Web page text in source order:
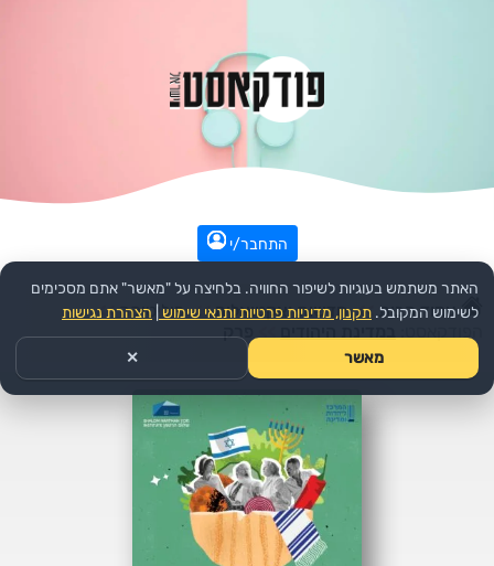
התחבר/י
עמוד הבית >> חדשות ואקטואליה >> פוליטיקה >>
פרק
האתר משתמש בעוגיות לשיפור החוויה. בלחיצה על "מאשר" אתם מסכימים
לשימוש המקובל. תקנון, מדיניות פרטיות ותנאי שימוש הצהרת נגישות
מאשר ✕